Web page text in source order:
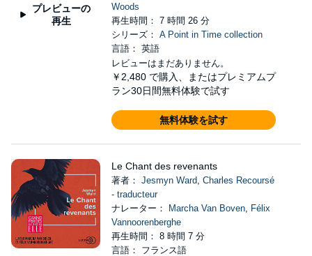
プレビューの
再生
Woods
再生時間： 7 時間 26 分
シリーズ： A Point in Time collection
言語： 英語
レビューはまだありません。
￥2,480 で購入、またはプレミアムプ
ラン30日間無料体験で試す
無料体験を試す
Le Chant des revenants
著者： Jesmyn Ward, Charles Recoursé
- traducteur
ナレーター：
Marcha Van Boven, Félix
Vannoorenberghe
再生時間： 8 時間 7 分
言語： フランス語